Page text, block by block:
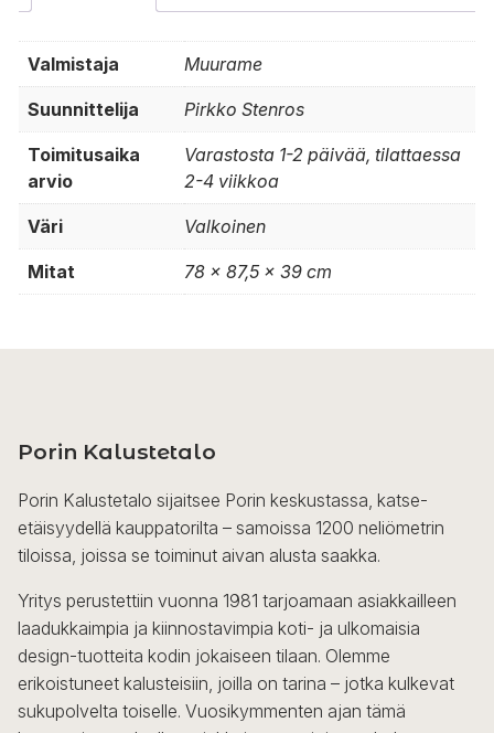
Valmistaja Muurame
Suunnittelija Pirkko Stenros
Toimitusaika
arvio
Varastosta 1-2 päivää, tilattaessa
2-4 viikkoa
Väri Valkoinen
Mitat 78 x 87,5 x 39 cm
Porin Kalustetalo
Porin Kalustetalo sijaitsee Porin keskustassa, katse-
etäisyydellä kauppatorilta – samoissa 1200 neliömetrin
tiloissa, joissa se toiminut aivan alusta saakka.
Yritys perustettiin vuonna 1981 tarjoamaan asiakkailleen
laadukkaimpia ja kiinnostavimpia koti- ja ulkomaisia
design-tuotteita kodin jokaiseen tilaan. Olemme
erikoistuneet kalusteisiin, joilla on tarina – jotka kulkevat
sukupolvelta toiselle. Vuosikymmenten ajan tämä